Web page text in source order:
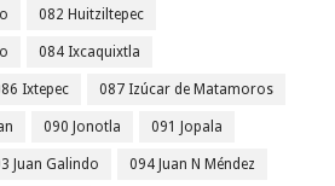
082 Huitziltepec
084 Ixcaquixtla
Ixtepec 087 Izúcar de Matamoros
090 Jonotla 091 Jopala
Juan Galindo 094 Juan N Méndez